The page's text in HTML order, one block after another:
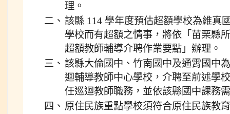
理。
二、 該縣 114 學年度預估超額學校為維真
學校而有超額之情事，將依「苗栗縣
超額教師輔導介聘作業要點」辦理。
三、 該縣大倫國中、竹南國中及通霄國中
迴輔導教師中心學校，介聘至前述學
任巡迴教師職務，並依該縣國中課務
四、 原住民族重點學校須符合原住民族教